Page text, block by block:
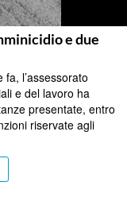
e due
l’assessorato
e del lavoro ha
presentate, entro
riservate agli